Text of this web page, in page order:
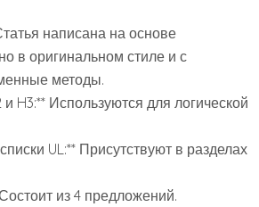
написана на основе
в оригинальном стиле и с
методы.
H3:** Используются для логической
UL:** Присутствуют в разделах
из 4 предложений.